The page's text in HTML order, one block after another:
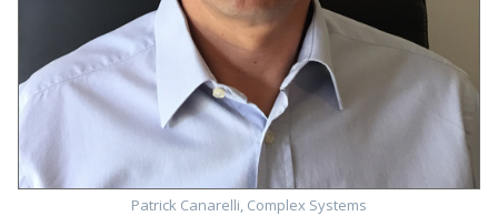
Patrick Canarelli, Complex Systems